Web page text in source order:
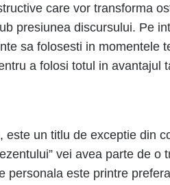
care vor transforma
presiunea discursului. Pe
sa folosesti in momentele
a folosi totul in avantajul
un titlu de exceptie din
vei avea parte de
personala este printre